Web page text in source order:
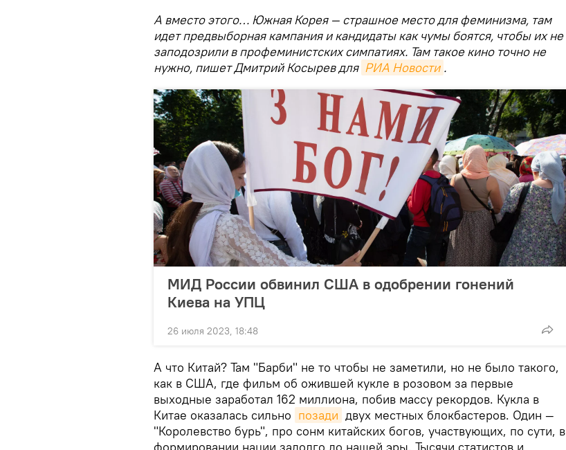
А вместо этого… Южная Корея — страшное место для феминизма, там
идет предвыборная кампания и кандидаты как чумы боятся, чтобы их не
заподозрили в профеминистских симпатиях. Там такое кино точно не
нужно, пишет Дмитрий Косырев для РИА Новости .
МИД России обвинил США в одобрении гонений
Киева на УПЦ
26 июля 2023, 18:48
А что Китай? Там "Барби" не то чтобы не заметили, но не было такого,
как в США, где фильм об ожившей кукле в розовом за первые
выходные заработал 162 миллиона, побив массу рекордов. Кукла в
Китае оказалась сильно позади двух местных блокбастеров. Один —
"Королевство бурь", про сонм китайских богов, участвующих, по сути, в
формировании нации задолго до нашей эры. Тысячи статистов и